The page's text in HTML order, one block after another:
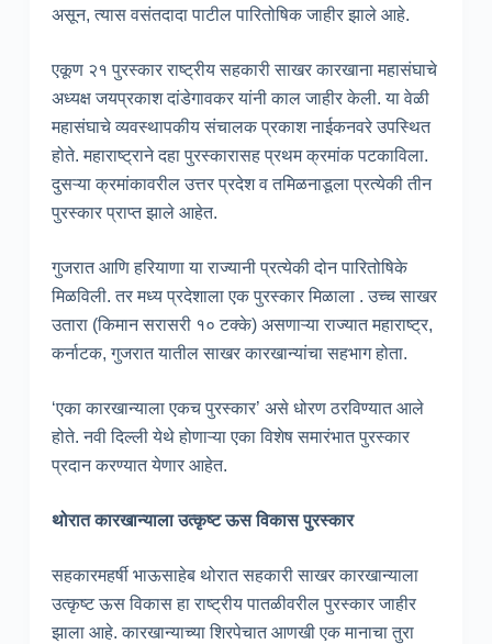
असून, त्यास वसंतदादा पाटील पारितोषिक जाहीर झाले आहे.
एकूण २१ पुरस्कार राष्ट्रीय सहकारी साखर कारखाना महासंघाचे
अध्यक्ष जयप्रकाश दांडेगावकर यांनी काल जाहीर केली. या वेळी
महासंघाचे व्यवस्थापकीय संचालक प्रकाश नाईकनवरे उपस्थित
होते. महाराष्ट्राने दहा पुरस्कारासह प्रथम क्रमांक पटकाविला.
दुसऱ्या क्रमांकावरील उत्तर प्रदेश व तमिळनाडूला प्रत्येकी तीन
पुरस्कार प्राप्त झाले आहेत.
गुजरात आणि हरियाणा या राज्यानी प्रत्येकी दोन पारितोषिके
मिळविली. तर मध्य प्रदेशाला एक पुरस्कार मिळाला . उच्च साखर
उतारा (किमान सरासरी १० टक्के) असणाऱ्या राज्यात महाराष्ट्र,
कर्नाटक, गुजरात यातील साखर कारखान्यांचा सहभाग होता.
‘एका कारखान्याला एकच पुरस्कार’ असे धोरण ठरविण्यात आले
होते. नवी दिल्ली येथे होणाऱ्या एका विशेष समारंभात पुरस्कार
प्रदान करण्यात येणार आहेत.
थोरात कारखान्याला उत्कृष्ट ऊस विकास पुरस्कार
सहकारमहर्षी भाऊसाहेब थोरात सहकारी साखर कारखान्याला
उत्कृष्ट ऊस विकास हा राष्ट्रीय पातळीवरील पुरस्कार जाहीर
झाला आहे. कारखान्याच्या शिरपेचात आणखी एक मानाचा तुरा